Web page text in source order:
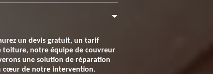
un devis gratuit, un tarif
toiture, notre équipe de couvreur
une solution de réparation
cœur de notre intervention.